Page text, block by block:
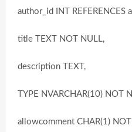
author_id INT REFERENCES
title TEXT NOT NULL,
description TEXT,
TYPE NVARCHAR(10) NOT
allowcomment CHAR(1)